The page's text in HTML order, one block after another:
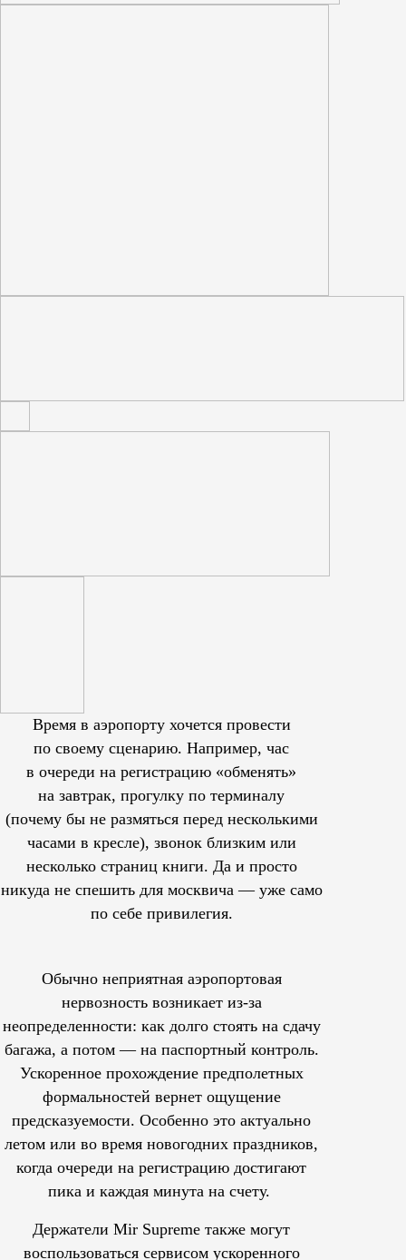
Время в аэропорту хочется провести
по своему сценарию. Например, час
в очереди на регистрацию «обменять»
на завтрак, прогулку по терминалу
(почему бы не размяться перед несколькими
часами в кресле), звонок близким или
несколько страниц книги. Да и просто
никуда не спешить для москвича — уже само
по себе привилегия.
Обычно неприятная аэропортовая
нервозность возникает из-за
неопределенности: как долго стоять на сдачу
багажа, а потом — на паспортный контроль.
Ускоренное прохождение предполетных
формальностей вернет ощущение
предсказуемости. Особенно это актуально
летом или во время новогодних праздников,
когда очереди на регистрацию достигают
пика и каждая минута на счету.
Держатели Mir Supreme также могут
воспользоваться сервисом ускоренного